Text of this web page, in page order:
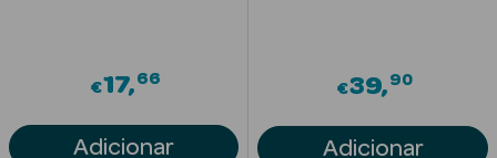
€17 66
Adicionar
€39 90
Adicionar